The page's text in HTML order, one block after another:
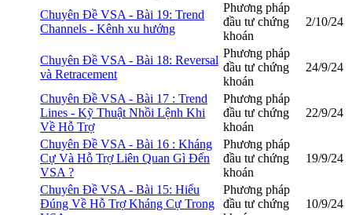
Chuyên Đề VSA - Bài 19: Trend
Channels - Kênh xu hướng
Phương pháp
đầu tư chứng
khoán
2/10/24
Chuyên Đề VSA - Bài 18: Reversal
và Retracement
Phương pháp
đầu tư chứng
khoán
24/9/24
Chuyên Đề VSA - Bài 17 : Trend
Lines - Kỹ Thuật Nhồi Lệnh Khi
Về Hỗ Trợ
Phương pháp
đầu tư chứng
khoán
22/9/24
Chuyên Đề VSA - Bài 16 : Kháng
Cự Và Hỗ Trợ Liên Quan Gì Đến
VSA ?
Phương pháp
đầu tư chứng
khoán
19/9/24
Chuyên Đề VSA - Bài 15: Hiểu
Đúng Về Hỗ Trợ Kháng Cự Trong
Phương pháp
đầu tư chứng
10/9/24